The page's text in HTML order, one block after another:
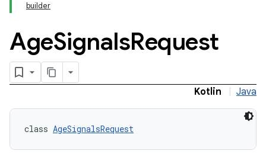
builder
AgeSignalsRequest
Kotlin Java
class AgeSignalsRequest